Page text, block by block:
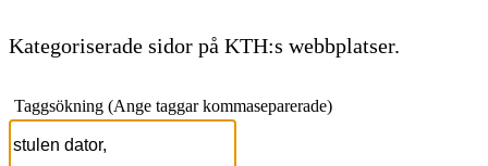
Kategoriserade sidor på KTH:s webbplatser.
Taggsökning (Ange taggar kommaseparerade)